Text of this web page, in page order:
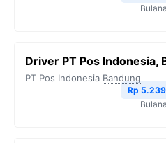
Driver PT Pos Indonesia,
PT Pos Indonesia Bandung
Rp